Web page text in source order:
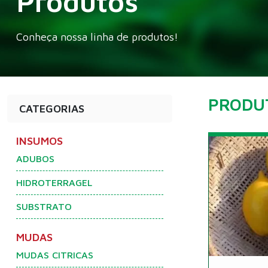
Conheça nossa linha de produtos!
CATEGORIAS
INSUMOS
ADUBOS
HIDROTERRAGEL
SUBSTRATO
MUDAS
MUDAS CITRICAS